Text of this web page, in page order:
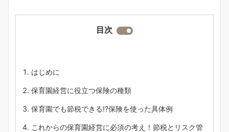
目次
はじめに
保育園経営に役立つ保険の種類
保育園でも節税できる⁉保険を使った具体例
これからの保育園経営に必須の考え！節税とリスク管